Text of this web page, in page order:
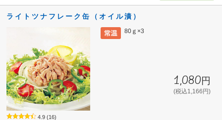
ライトツナフレーク缶（オイル漬）
80ｇ×3
1,080円
(税込1,166円)
4.9 (16)